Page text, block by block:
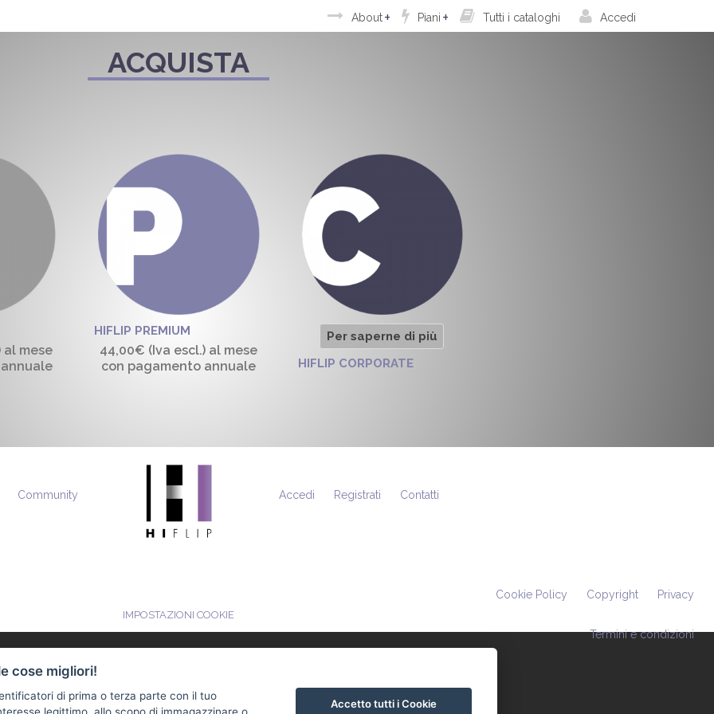
About Piani Tutti i cataloghi Accedi
ACQUISTA
al mese
HIFLIP PREMIUM
44,00€ (Iva escl.)al mese
con pagamento annuale
Per saperne di più
HIFLIP CORPORATE
Community Accedi Registrati Contatti
IMPOSTAZIONI COOKIE
Cookie Policy Copyright Privacy
Termini e condizioni
cose migliori!
di prima o terza parte con il tuo
Accetto tutti i Cookie